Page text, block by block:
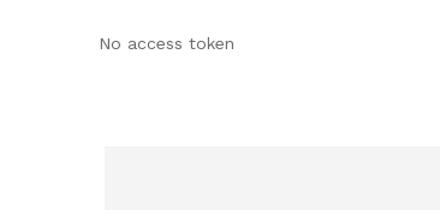
No access token